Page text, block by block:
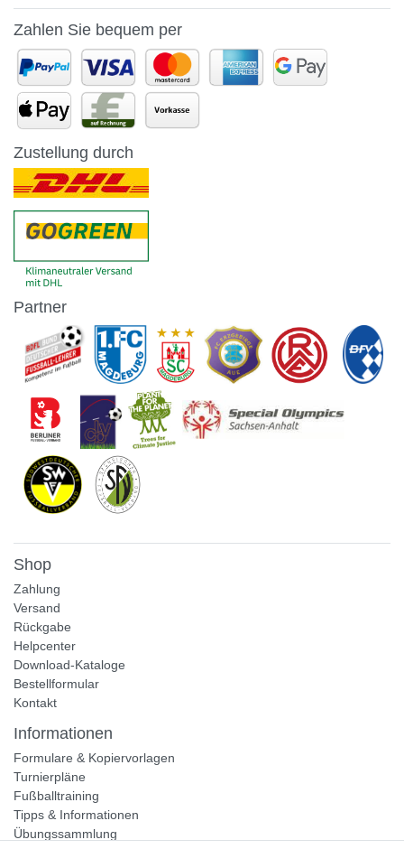
Zahlen Sie bequem per
Zustellung durch
Partner
Shop
Zahlung
Versand
Rückgabe
Helpcenter
Download-Kataloge
Bestellformular
Kontakt
Informationen
Formulare & Kopiervorlagen
Turnierpläne
Fußballtraining
Tipps & Informationen
Übungssammlung